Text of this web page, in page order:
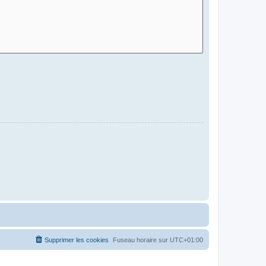
Fuseau horaire sur UTC+01:00
Supprimer les cookies